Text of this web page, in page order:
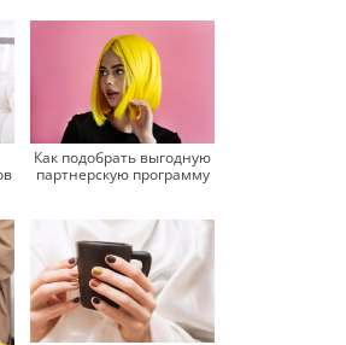
Как подобрать выгодную
партнерскую программу